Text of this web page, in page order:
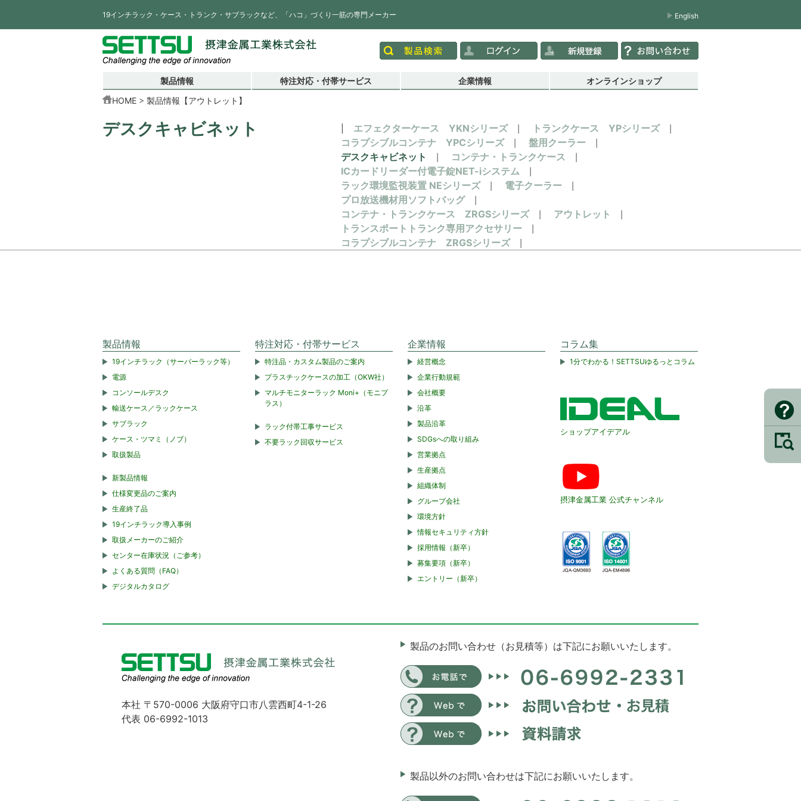
19インチラック・ケース・トランク・サブラックなど、「ハコ」づくり一筋の専門メーカー English
製品情報 特注対応・付帯サービス 企業情報 オンラインショップ
HOME 製品情報【アウトレット】
デスクキャビネット エフェクターケース YKNシリーズ
トランクケース YPシリーズ
コラプシブルコンテナ YPCシリーズ
盤用クーラー
デスクキャビネット
コンテナ・トランクケース
ICカードリーダー付電子錠NET-iシステム
ラック環境監視装置 NEシリーズ
電子クーラー
プロ放送機材用ソフトバッグ
コンテナ・トランクケース ZRGSシリーズ
アウトレット
トランスポートトランク専用アクセサリー
コラプシブルコンテナ ZRGSシリーズ
製品情報
19インチラック（サーバーラック等）
電源
コンソールデスク
輸送ケース／ラックケース
サブラック
ケース・ツマミ（ノブ）
取扱製品
新製品情報
仕様変更品のご案内
生産終了品
19インチラック導入事例
取扱メーカーのご紹介
センター在庫状況（ご参考）
よくある質問（FAQ）
デジタルカタログ
特注対応・付帯サービス
特注品・カスタム製品のご案内
プラスチックケースの加工（OKW社）
マルチモニターラック Moni+（モニプ
ラス）
ラック付帯工事サービス
不要ラック回収サービス
企業情報
経営概念
企業行動規範
会社概要
沿革
製品沿革
SDGsへの取り組み
営業拠点
生産拠点
組織体制
グループ会社
環境方針
情報セキュリティ方針
採用情報（新卒）
募集要項（新卒）
エントリー（新卒）
コラム集
1分でわかる！SETTSUゆるっとコラム
ショップアイデアル
摂津金属工業 公式チャンネル
本社 〒570-0006 大阪府守口市八雲西町4-1-26
代表 06-6992-1013
製品のお問い合わせ（お見積等）は下記にお願いいたします。
製品以外のお問い合わせは下記にお願いいたします。